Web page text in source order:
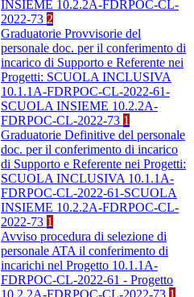
INSIEME 10.2.2A-FDRPOC-CL-
2022-73 2
Graduatorie Provvisorie del
personale doc. per il conferimento di
incarico di Supporto e Referente nei
Progetti: SCUOLA INCLUSIVA
10.1.1A-FDRPOC-CL-2022-61-
SCUOLA INSIEME 10.2.2A-
FDRPOC-CL-2022-73 1
Graduatorie Definitive del personale
doc. per il conferimento di incarico
di Supporto e Referente nei Progetti:
SCUOLA INCLUSIVA 10.1.1A-
FDRPOC-CL-2022-61-SCUOLA
INSIEME 10.2.2A-FDRPOC-CL-
2022-73 1
Avviso procedura di selezione di
personale ATA il conferimento di
incarichi nel Progetto 10.1.1A-
FDRPOC-CL-2022-61 - Progetto